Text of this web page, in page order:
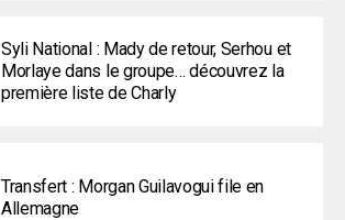
Syli National : Mady de retour, Serhou et
Morlaye dans le groupe… découvrez la
première liste de Charly
Transfert : Morgan Guilavogui file en
Allemagne